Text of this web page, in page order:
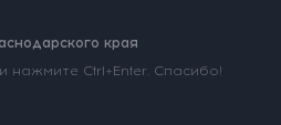
края
Ctrl+Enter. Спасибо!